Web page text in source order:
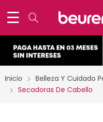
Inicio
Belleza Y Cuidado
Secadoras De Cabello